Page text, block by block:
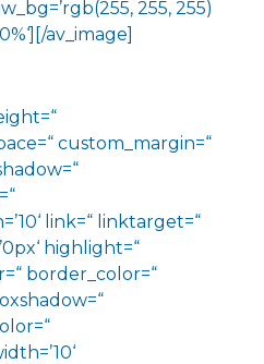
255, 255)
av_image]
custom_margin=“
link=“ linktarget=“
highlight=“
border_color=“